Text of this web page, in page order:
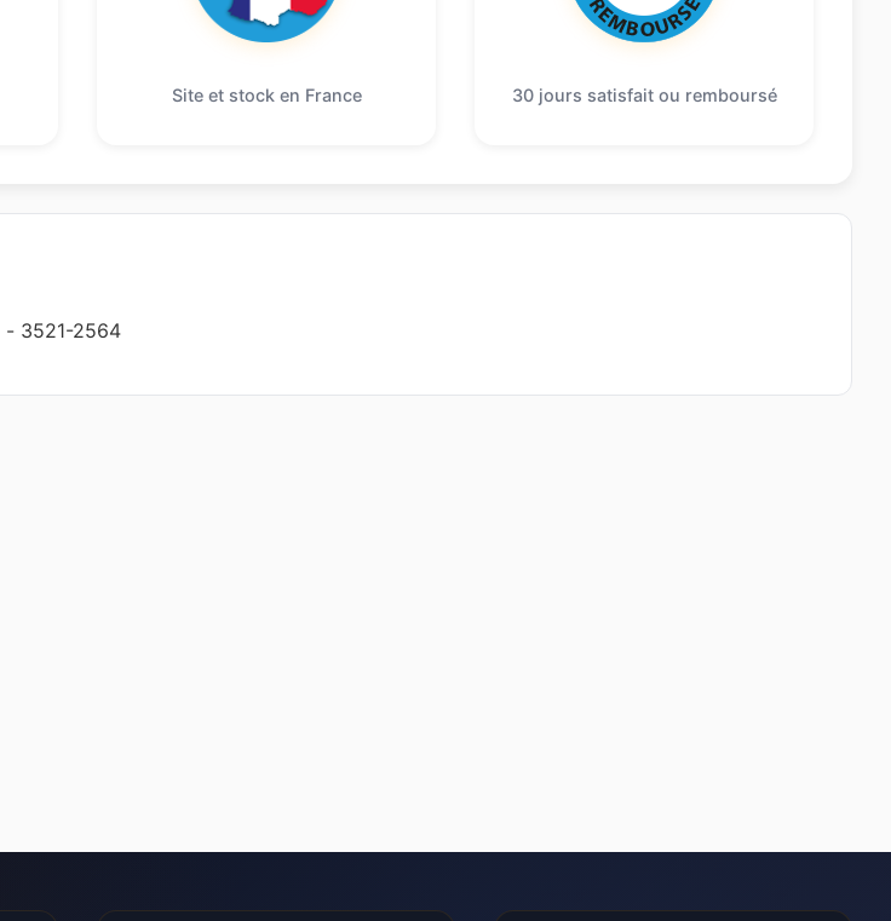
Site et stock en France 30 jours satisfait ou remboursé
- 3521-2564